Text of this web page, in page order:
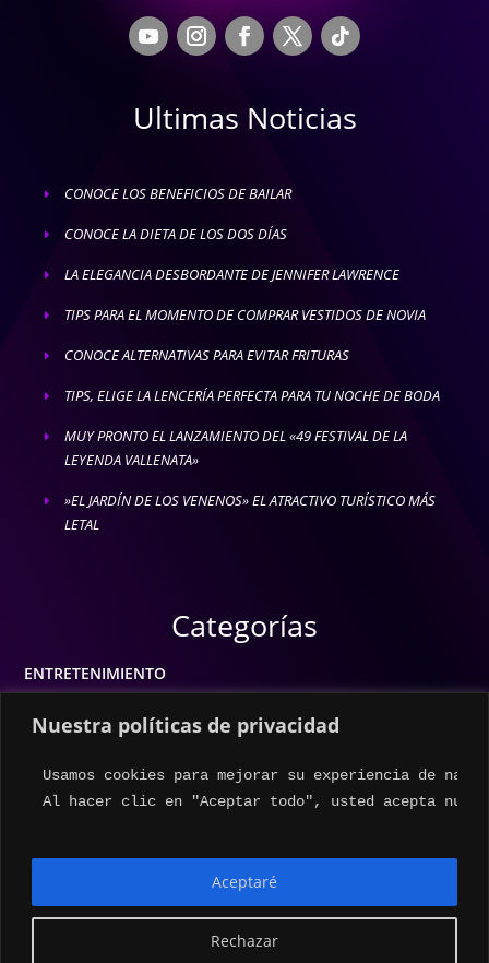
Nuestra políticas de privacidad
Usamos cookies para mejorar su experiencia de
Al hacer clic en "Aceptar todo", usted acepta
Rechazar
Aceptaré
Ultimas Noticias
E CONOCE LOS BENEFICIOS DE BAILAR
E CONOCE LA DIETA DE LOS DOS DÍAS
E LA ELEGANCIA DESBORDANTE DE JENNIFER LAWRENCE
E TIPS PARA EL MOMENTO DE COMPRAR VESTIDOS DE NOVIA
E CONOCE ALTERNATIVAS PARA EVITAR FRITURAS
E TIPS, ELIGE LA LENCERÍA PERFECTA PARA TU NOCHE DE BODA
E
MUY PRONTO EL LANZAMIENTO DEL «49 FESTIVAL DE LA
LEYENDA VALLENATA»
E
»EL JARDÍN DE LOS VENENOS» EL ATRACTIVO TURÍSTICO MÁS
LETAL
Categorías
ENTRETENIMIENTO
ESTILO DE VIDA